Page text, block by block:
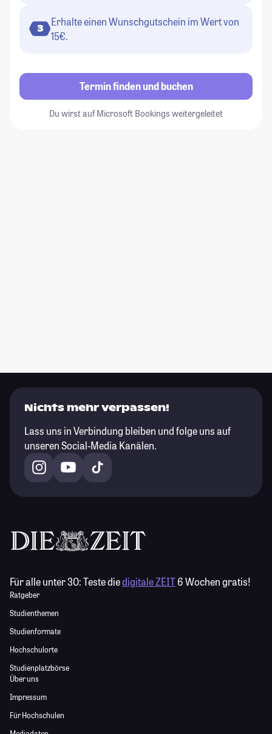
3
Erhalte einen Wunschgutschein im Wert von
15€.
Termin finden und buchen
Du wirst auf Microsoft Bookings weitergeleitet
Nichts mehr verpassen!
Lass uns in Verbindung bleiben und folge uns auf
unseren Social-Media Kanälen.
Für alle unter 30:Teste diedigitale ZEIT6 Wochen gratis!
Ratgeber
Studienthemen
Studienformate
Hochschulorte
Studienplatzbörse
Über uns
Impressum
Für Hochschulen